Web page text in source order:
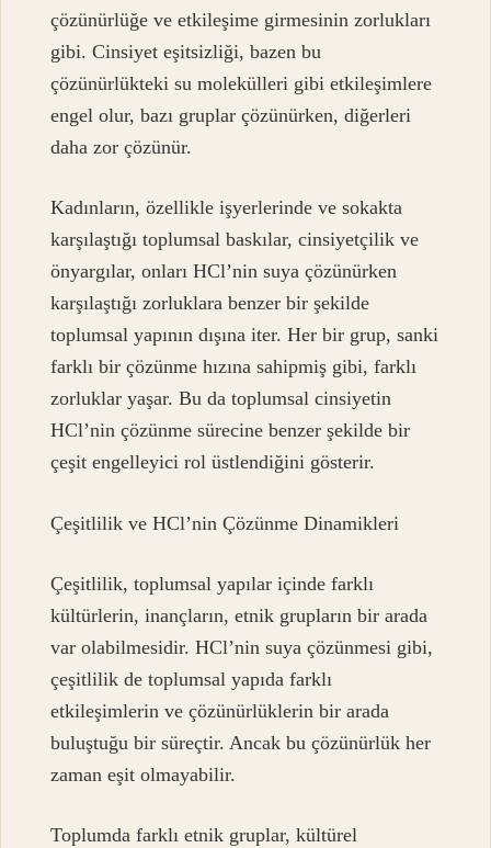
çözünürlüğe ve etkileşime girmesinin zorlukları
gibi. Cinsiyet eşitsizliği, bazen bu
çözünürlükteki su molekülleri gibi etkileşimlere
engel olur, bazı gruplar çözünürken, diğerleri
daha zor çözünür.
Kadınların, özellikle işyerlerinde ve sokakta
karşılaştığı toplumsal baskılar, cinsiyetçilik ve
önyargılar, onları HCl’nin suya çözünürken
karşılaştığı zorluklara benzer bir şekilde
toplumsal yapının dışına iter. Her bir grup, sanki
farklı bir çözünme hızına sahipmiş gibi, farklı
zorluklar yaşar. Bu da toplumsal cinsiyetin
HCl’nin çözünme sürecine benzer şekilde bir
çeşit engelleyici rol üstlendiğini gösterir.
Çeşitlilik ve HCl’nin Çözünme Dinamikleri
Çeşitlilik, toplumsal yapılar içinde farklı
kültürlerin, inançların, etnik grupların bir arada
var olabilmesidir. HCl’nin suya çözünmesi gibi,
çeşitlilik de toplumsal yapıda farklı
etkileşimlerin ve çözünürlüklerin bir arada
buluştuğu bir süreçtir. Ancak bu çözünürlük her
zaman eşit olmayabilir.
Toplumda farklı etnik gruplar, kültürel